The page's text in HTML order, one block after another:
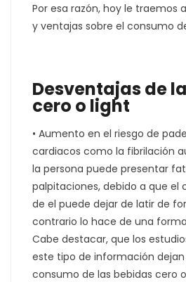
Por esa razón, hoy le traemos
y ventajas sobre el consumo
Desventajas de
cero o light
• Aumento en el riesgo de
cardiacos como la fibrilación
la persona puede presentar
palpitaciones, debido a que el
de el puede dejar de latir de
contrario lo hace de una
Cabe destacar, que los
este tipo de información
consumo de las bebidas cero